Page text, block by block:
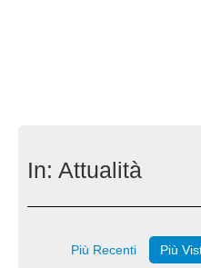
In: Attualità
Più Recenti Più